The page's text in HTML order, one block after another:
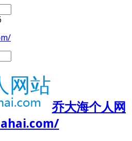
乔大海个人网